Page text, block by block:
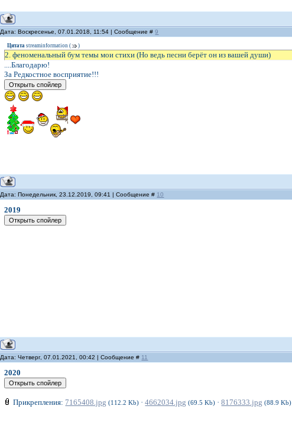
Дата: Воскресенье, 07.01.2018, 11:54 | Сообщение #9
Цитата streaminformation ( )
2. феноменальный бум темы мои стихи (Но ведь песни берёт он из вашей души)
....Благодарю!
За Редкостное восприятие!!!
Дата: Понедельник, 23.12.2019, 09:41 | Сообщение # 10
2019
Дата: Четверг, 07.01.2021, 00:42 | Сообщение # 11
2020
Прикрепления: 7165408.jpg (112.2 Kb) ·4662034.jpg (69.5 Kb) ·8176333.jpg (88.9 Kb)